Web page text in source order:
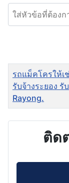
ใส่หัวข้อที่ต้องการ
ชื่อ
รถแม็คโครให้เ
รับจ้างระยอง
Rayong.
ติด